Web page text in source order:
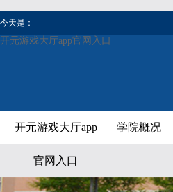
今天是：
开元游戏大厅app官网入口
开元游戏大厅app
官网入口
学院概况